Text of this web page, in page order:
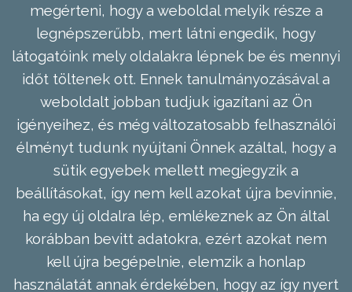
megérteni, hogy a weboldal melyik része a
legnépszerűbb, mert látni engedik, hogy
látogatóink mely oldalakra lépnek be és mennyi
időt töltenek ott. Ennek tanulmányozásával a
weboldalt jobban tudjuk igazítani az Ön
igényeihez, és még változatosabb felhasználói
élményt tudunk nyújtani Önnek azáltal, hogy a
sütik egyebek mellett megjegyzik a
beállításokat, így nem kell azokat újra bevinnie,
ha egy új oldalra lép, emlékeznek az Ön által
korábban bevitt adatokra, ezért azokat nem
kell újra begépelnie, elemzik a honlap
használatát annak érdekében, hogy az így nyert